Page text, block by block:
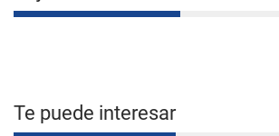
Te puede interesar